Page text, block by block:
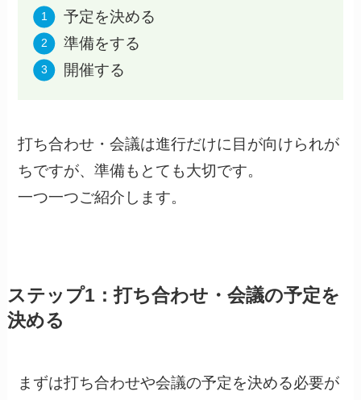
予定を決める
準備をする
開催する
打ち合わせ・会議は進行だけに目が向けられが
ちですが、準備もとても大切です。
一つ一つご紹介します。
ステップ1：打ち合わせ・会議の予定を
決める
まずは打ち合わせや会議の予定を決める必要が